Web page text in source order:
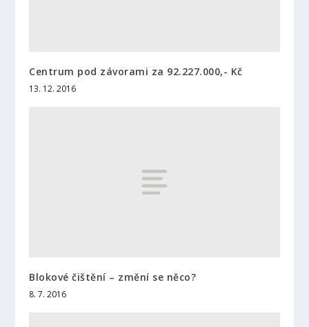
Centrum pod závorami za 92.227.000,- Kč
13. 12. 2016
Blokové čištění – změní se něco?
8. 7. 2016